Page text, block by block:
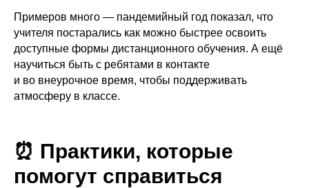
Примеров много — пандемийный год показал, что
учителя постарались как можно быстрее освоить
доступные формы дистанционного обучения. А ещё
научиться быть с ребятами в контакте
и во внеурочное время, чтобы поддерживать
атмосферу в классе.
⏰ Практики, которые
помогут справиться